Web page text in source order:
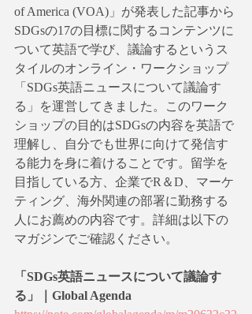
of America (VOA)」が発表した記事から
SDGsの17の目標に関するコンテンツに
ついて英語で学び、議論するというス
タイルのオンライン・ワークショップ
「SDGs英語ニュースについて議論す
る」を運営してきました。このワーク
ショップの目的はSDGsの内容を英語で
理解し、自分でも世界に向けて発信す
る能力を身に着けることです。留学を
目指している方、企業でR＆D、マーケ
ティング、海外関連の部署に勤務する
人にお薦めの内容です。詳細は以下の
マガジンでご確認ください。
「SDGs英語ニュースについて議論す
る」｜Global Agenda